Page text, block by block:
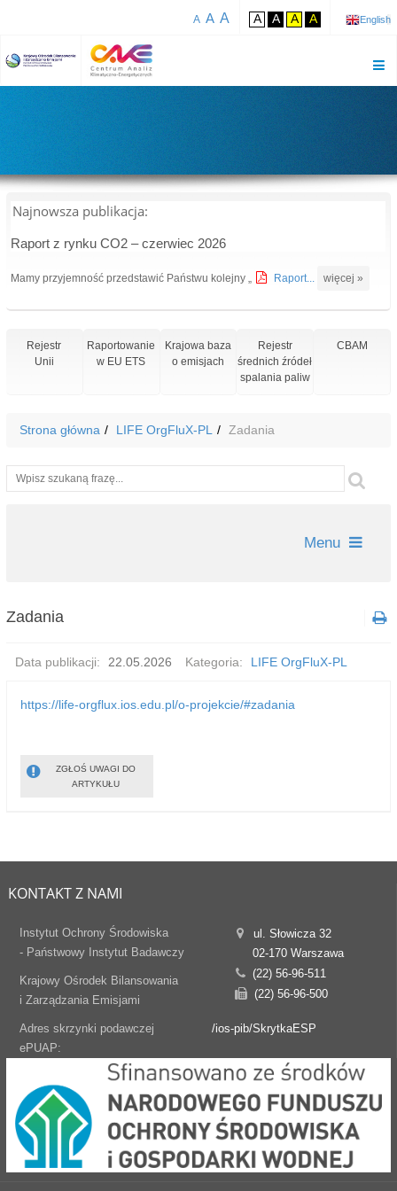
A A A A A A A English
Najnowsza publikacja:
Raport z rynku CO2 – czerwiec 2026
Mamy przyjemność przedstawić Państwu kolejny „ Raport... więcej »
Rejestr
Unii
Raportowanie
w EU ETS
Krajowa baza
o emisjach
Rejestr
średnich źródeł
spalania paliw
CBAM
Strona główna LIFE OrgFluX-PL Zadania
Wyszukiwarka
Menu
Zadania
Data publikacji: 22.05.2026 Kategoria: LIFE OrgFluX-PL
https://life-orgflux.ios.edu.pl/o-projekcie/#zadania
ZGŁOŚ UWAGI DO
ARTYKUŁU
KONTAKT Z NAMI
Instytut Ochrony Środowiska
- Państwowy Instytut Badawczy
Krajowy Ośrodek Bilansowania
i Zarządzania Emisjami
ul. Słowicza 32
02-170 Warszawa
(22) 56-96-511
(22) 56-96-500
Adres skrzynki podawczej
ePUAP:
/ios-pib/SkrytkaESP